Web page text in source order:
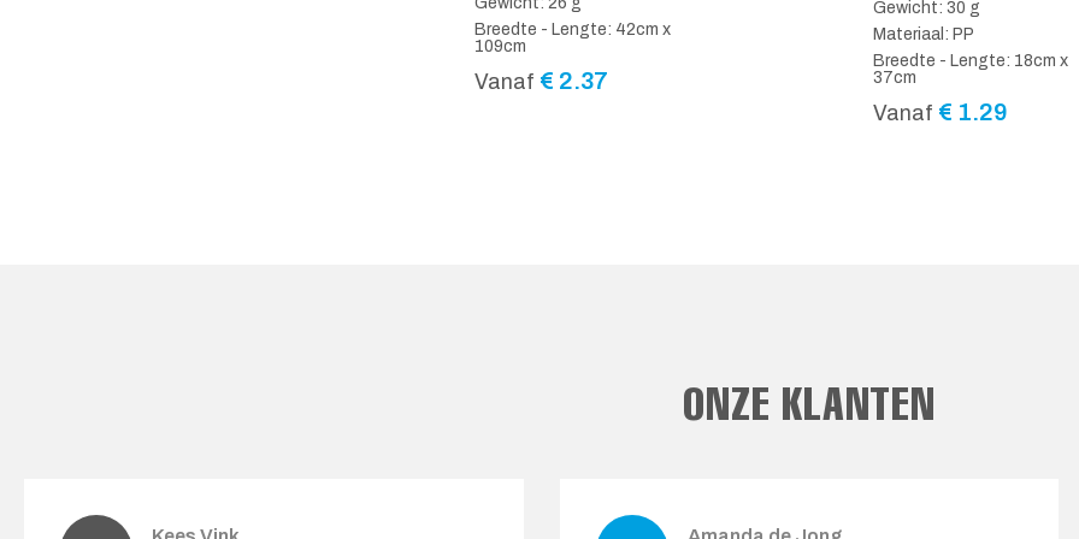
Breedte - Lengte: 42cm x
109cm
Vanaf € 2.37
Gewicht: 30 g
Materiaal: PP
Breedte - Lengte: 18cm x
37cm
Vanaf € 1.29
ONZE KLANTEN